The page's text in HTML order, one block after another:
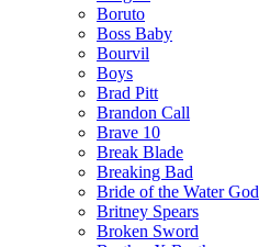
Boruto
Boss Baby
Bourvil
Boys
Brad Pitt
Brandon Call
Brave 10
Break Blade
Breaking Bad
Bride of the Water God
Britney Spears
Broken Sword